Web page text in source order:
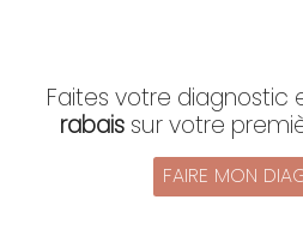
Faites votre diagnostic
rabaissur votre
FAIRE MON